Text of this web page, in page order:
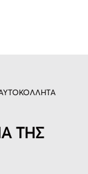
ΤΗΣ